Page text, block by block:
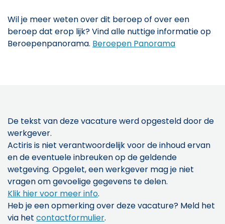
Wil je meer weten over dit beroep of over een
beroep dat erop lijk? Vind alle nuttige informatie op
Beroepenpanorama. Beroepen Panorama
De tekst van deze vacature werd opgesteld door de
werkgever.
Actiris is niet verantwoordelijk voor de inhoud ervan
en de eventuele inbreuken op de geldende
wetgeving. Opgelet, een werkgever mag je niet
vragen om gevoelige gegevens te delen.
Klik hier voor meer info.
Heb je een opmerking over deze vacature? Meld het
via het contactformulier.